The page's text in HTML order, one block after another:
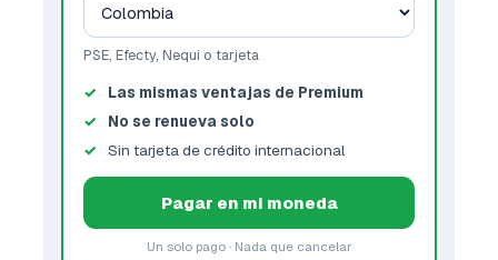
PSE, Efecty, Nequi o tarjeta
Las mismas ventajas de Premium
No se renueva solo
Sin tarjeta de crédito internacional
Pagar en mi moneda
Un solo pago · Nada que cancelar